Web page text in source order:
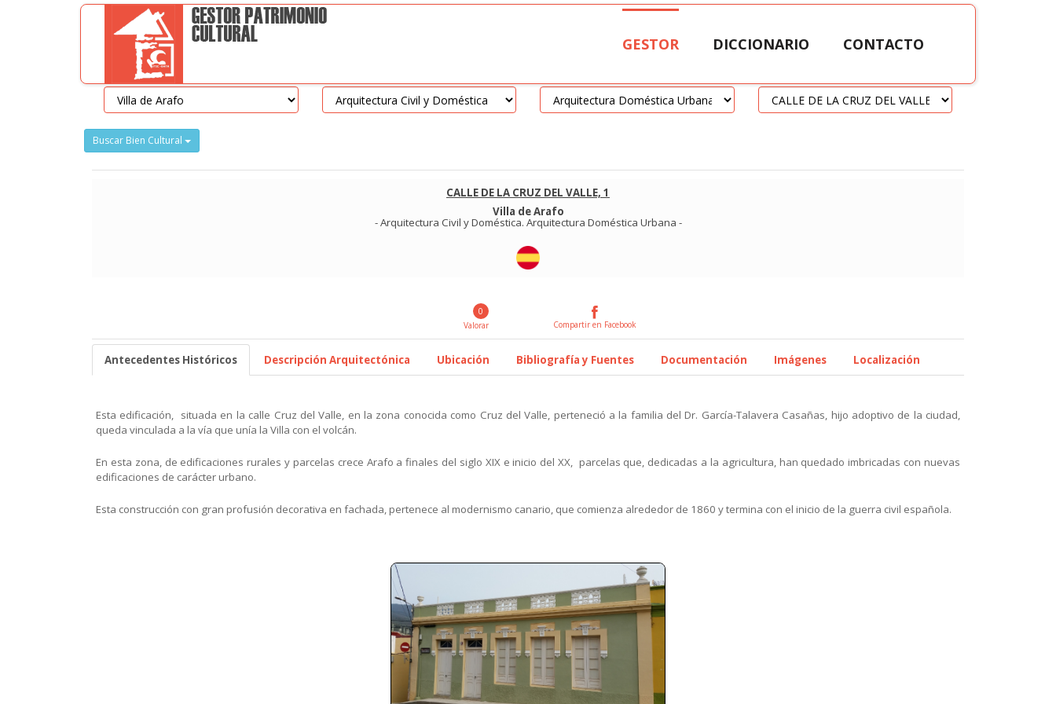
GESTOR DICCIONARIO CONTACTO
Buscar Bien Cultural
CALLE DE LA CRUZ DEL VALLE, 1
Villa de Arafo
-Arquitectura Civil y Doméstica. Arquitectura Doméstica Urbana -
0
Valorar
Compartir en Facebook
Antecedentes Históricos Descripción Arquitectónica Ubicación Bibliografía y Fuentes Documentación Imágenes Localización
Esta edificación, situada en la calle Cruz del Valle, en la zona conocida como Cruz del Valle, perteneció a la familia del Dr. García-Talavera Casañas, hijo adoptivo de la ciudad,
queda vinculada a la vía que unía la Villa con el volcán.
En esta zona, de edificaciones rurales y parcelas crece Arafo a finales del siglo XIX e inicio del XX, parcelas que, dedicadas a la agricultura, han quedado imbricadas con nuevas
edificaciones de carácter urbano.
Esta construcción con gran profusión decorativa en fachada, pertenece al modernismo canario, que comienza alrededor de 1860 y termina con el inicio de la guerra civil española.